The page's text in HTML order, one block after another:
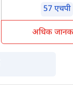
57 एचपी
अधिक